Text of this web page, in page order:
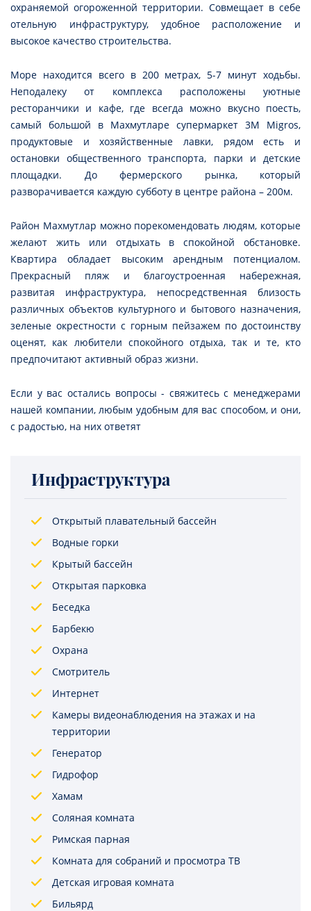
охраняемой огороженной территории. Совмещает в себе
отельную инфраструктуру, удобное расположение и
высокое качество строительства.
Море находится всего в 200 метрах, 5-7 минут ходьбы.
Неподалеку от комплекса расположены уютные
ресторанчики и кафе, где всегда можно вкусно поесть,
самый большой в Махмутларе супермаркет 3M Migros,
продуктовые и хозяйственные лавки, рядом есть и
остановки общественного транспорта, парки и детские
площадки. До фермерского рынка, который
разворачивается каждую субботу в центре района – 200м.
Район Махмутлар можно порекомендовать людям, которые
желают жить или отдыхать в спокойной обстановке.
Квартира обладает высоким арендным потенциалом.
Прекрасный пляж и благоустроенная набережная,
развитая инфраструктура, непосредственная близость
различных объектов культурного и бытового назначения,
зеленые окрестности с горным пейзажем по достоинству
оценят, как любители спокойного отдыха, так и те, кто
предпочитают активный образ жизни.
Если у вас остались вопросы - свяжитесь с менеджерами
нашей компании, любым удобным для вас способом, и они,
с радостью, на них ответят
Инфраструктура
Открытый плавательный бассейн
Водные горки
Крытый бассейн
Открытая парковка
Беседка
Барбекю
Охрана
Смотритель
Интернет
Камеры видеонаблюдения на этажах и на
территории
Генератор
Гидрофор
Хамам
Соляная комната
Римская парная
Комната для собраний и просмотра ТВ
Детская игровая комната
Бильярд